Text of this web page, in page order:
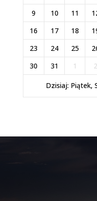
9
10 11
16
17 18
23
24 25
30
31 1 2
Dzisiaj: Piątek,